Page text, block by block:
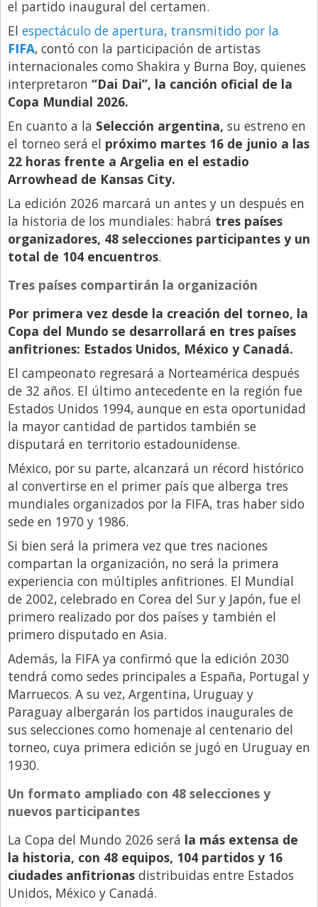
Internacionales
La Opinión del Director
Legales
Libro de Quejas
Medios
Millonarios
Minuto Lanzamiento
Negocios
Opinion
País
Política
Publicidad y Marketing
Responsabilidad Social
Salidas
Santa Fe
Show Business
Sociedad
Tecnología
Tendencias
Viajes
el partido inaugural del certamen.
El espectáculo de apertura, transmitido por la
FIFA, contó con la participación de artistas
internacionales como Shakira y Burna Boy, quienes
interpretaron “Dai Dai”, la canción oficial de la
Copa Mundial 2026.
En cuanto a la Selección argentina, su estreno en
el torneo será el próximo martes 16 de junio a las
22 horas frente a Argelia en el estadio
Arrowhead de Kansas City.
La edición 2026 marcará un antes y un después en
la historia de los mundiales: habrá tres países
organizadores, 48 selecciones participantes y un
total de 104 encuentros.
Tres países compartirán la organización
Por primera vez desde la creación del torneo, la
Copa del Mundo se desarrollará en tres países
anfitriones: Estados Unidos, México y Canadá.
El campeonato regresará a Norteamérica después
de 32 años. El último antecedente en la región fue
Estados Unidos 1994, aunque en esta oportunidad
la mayor cantidad de partidos también se
disputará en territorio estadounidense.
México, por su parte, alcanzará un récord histórico
al convertirse en el primer país que alberga tres
mundiales organizados por la FIFA, tras haber sido
sede en 1970 y 1986.
Si bien será la primera vez que tres naciones
compartan la organización, no será la primera
experiencia con múltiples anfitriones. El Mundial
de 2002, celebrado en Corea del Sur y Japón, fue el
primero realizado por dos países y también el
primero disputado en Asia.
Además, la FIFA ya confirmó que la edición 2030
tendrá como sedes principales a España, Portugal y
Marruecos. A su vez, Argentina, Uruguay y
Paraguay albergarán los partidos inaugurales de
sus selecciones como homenaje al centenario del
torneo, cuya primera edición se jugó en Uruguay en
1930.
Un formato ampliado con 48 selecciones y
nuevos participantes
La Copa del Mundo 2026 será la más extensa de
la historia, con 48 equipos, 104 partidos y 16
ciudades anfitrionas distribuidas entre Estados
Unidos, México y Canadá.